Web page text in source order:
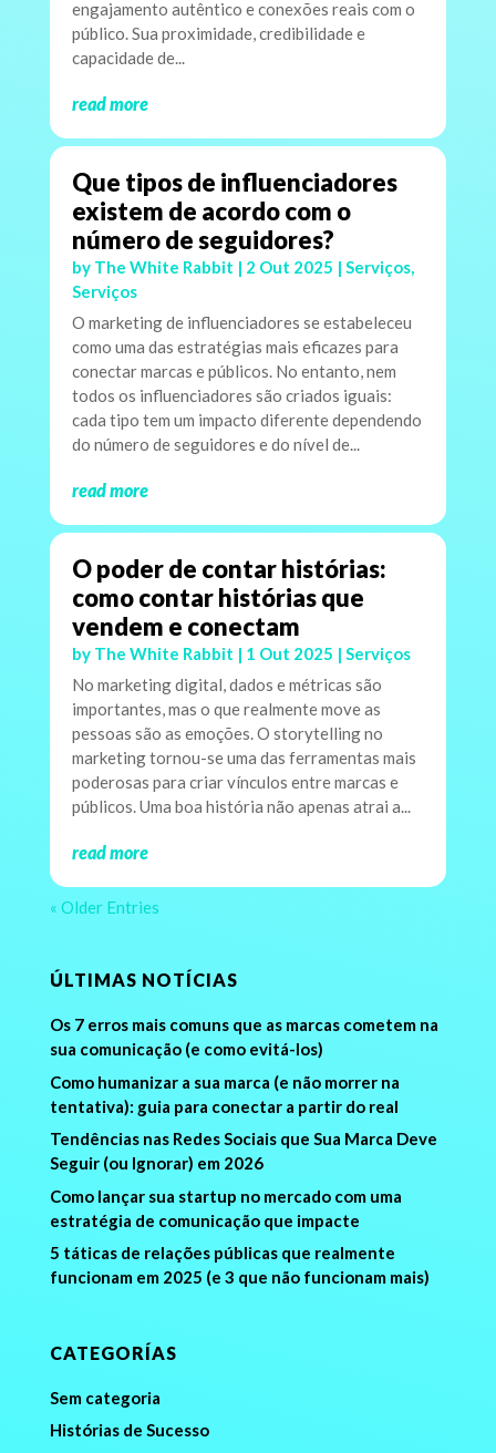
engajamento autêntico e conexões reais com o
público. Sua proximidade, credibilidade e
capacidade de...
read more
Que tipos de influenciadores
existem de acordo com o
número de seguidores?
by The White Rabbit | 2 Out 2025 | Serviços,
Serviços
O marketing de influenciadores se estabeleceu
como uma das estratégias mais eficazes para
conectar marcas e públicos. No entanto, nem
todos os influenciadores são criados iguais:
cada tipo tem um impacto diferente dependendo
do número de seguidores e do nível de...
read more
O poder de contar histórias:
como contar histórias que
vendem e conectam
by The White Rabbit | 1 Out 2025 | Serviços
No marketing digital, dados e métricas são
importantes, mas o que realmente move as
pessoas são as emoções. O storytelling no
marketing tornou-se uma das ferramentas mais
poderosas para criar vínculos entre marcas e
públicos. Uma boa história não apenas atrai a...
read more
« Older Entries
ÚLTIMAS NOTÍCIAS
Os 7 erros mais comuns que as marcas cometem na
sua comunicação (e como evitá-los)
Como humanizar a sua marca (e não morrer na
tentativa): guia para conectar a partir do real
Tendências nas Redes Sociais que Sua Marca Deve
Seguir (ou Ignorar) em 2026
Como lançar sua startup no mercado com uma
estratégia de comunicação que impacte
5 táticas de relações públicas que realmente
funcionam em 2025 (e 3 que não funcionam mais)
CATEGORÍAS
Sem categoria
Histórias de Sucesso